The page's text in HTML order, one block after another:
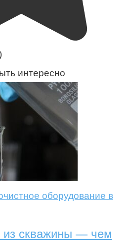
интересно
оборудование в
из скважины — чем